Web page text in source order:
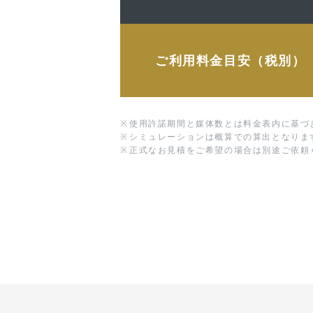
ご利用料金目安（税別）
※ 使用許諾期間と媒体数とは料金表内に基づ
※ シミュレーションは概算での算出となりま
※ 正式なお見積をご希望の場合は別途ご依頼